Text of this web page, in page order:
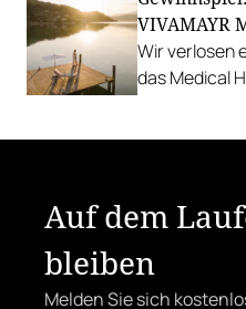
VIVAMAYR
Wir verlosen
das Medical
Auf dem
bleiben
Melden Sie sich